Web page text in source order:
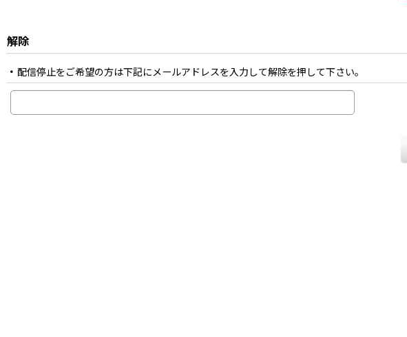
解除
配信停止をご希望の方は下記にメールアドレスを入力して解除を押して下さい。